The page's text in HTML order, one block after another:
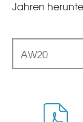
Jahren
AW20